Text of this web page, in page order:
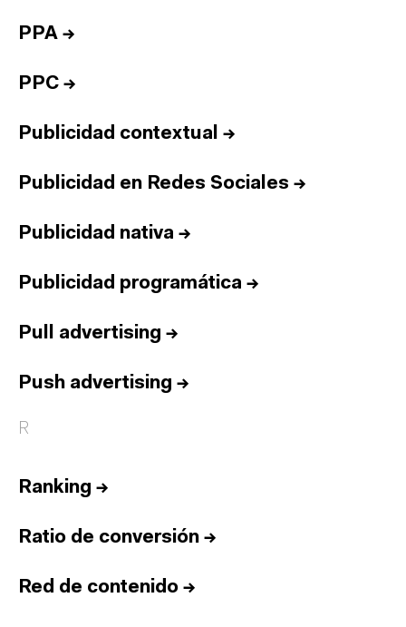
PPA →
PPC →
Publicidad contextual →
Publicidad en Redes Sociales →
Publicidad nativa →
Publicidad programática →
Pull advertising →
Push advertising →
R
Ranking →
Ratio de conversión →
Red de contenido →